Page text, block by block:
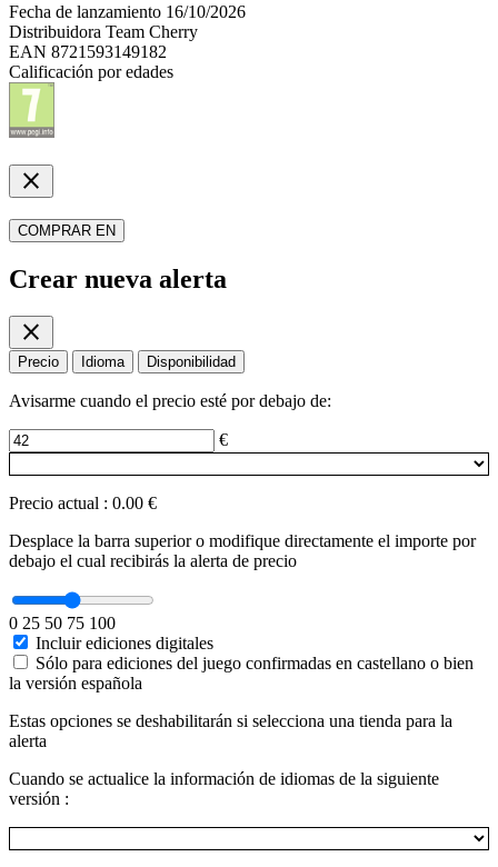
Fecha de lanzamiento 16/10/2026
Distribuidora Team Cherry
EAN 8721593149182
Calificación por edades
close
COMPRAR EN
Crear nueva alerta
close
Precio Idioma Disponibilidad
Avisarme cuando el precio esté por debajo de:
€
Precio actual : 0.00 €
Desplace la barra superior o modifique directamente el importe por
debajo el cual recibirás la alerta de precio
0 25 50 75 100
Incluir ediciones digitales
Sólo para ediciones del juego confirmadas en castellano o bien
la versión española
Estas opciones se deshabilitarán si selecciona una tienda para la
alerta
Cuando se actualice la información de idiomas de la siguiente
versión :